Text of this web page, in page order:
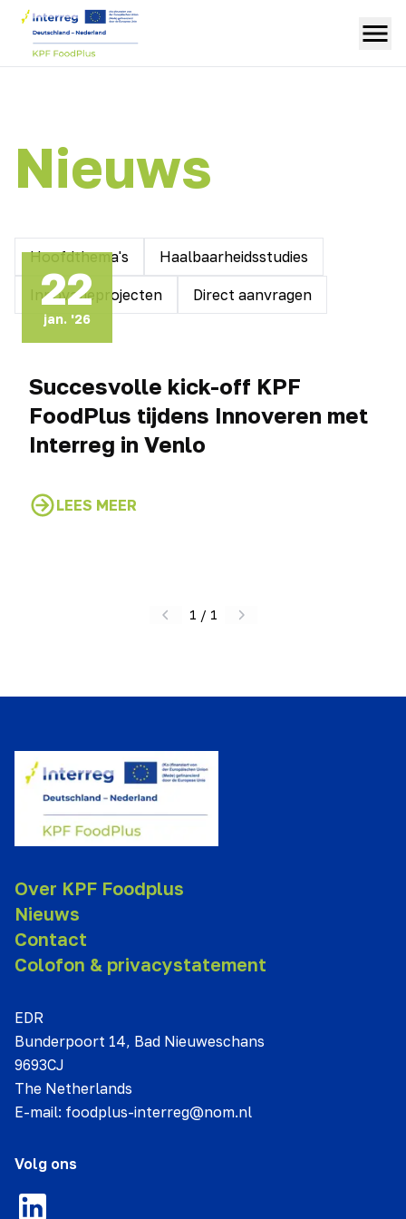
Nieuws
Hoofdthema's Haalbaarheidsstudies
Innovatieprojecten Direct aanvragen
22
jan. '26
Succesvolle kick-off KPF
FoodPlus tijdens Innoveren met
Interreg in Venlo
LEES MEER
1 / 1
Over KPF Foodplus
Nieuws
Contact
Colofon & privacystatement
EDR
Bunderpoort 14, Bad Nieuweschans
9693CJ
The Netherlands
E-mail: foodplus-interreg@nom.nl
Volg ons